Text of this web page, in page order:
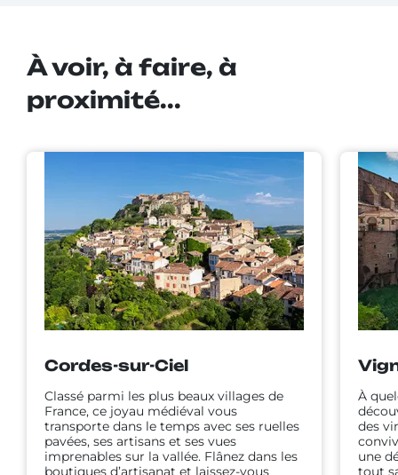
À voir, à faire, à
proximité...
Cordes-sur-Ciel
Classé parmi les plus beaux villages de
France, ce joyau médiéval vous
transporte dans le temps avec ses ruelles
pavées, ses artisans et ses vues
imprenables sur la vallée. Flânez dans les
boutiques d’artisanat et laissez-vous
À
des
une
tout